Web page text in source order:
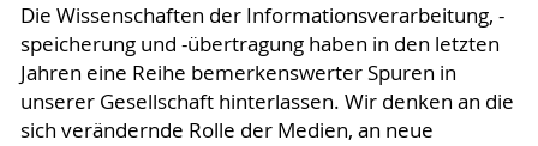
Die Wissenschaften der Informationsverarbeitung, -
speicherung und -übertragung haben in den letzten
Jahren eine Reihe bemerkenswerter Spuren in
unserer Gesellschaft hinterlassen. Wir denken an die
sich verändernde Rolle der Medien, an neue